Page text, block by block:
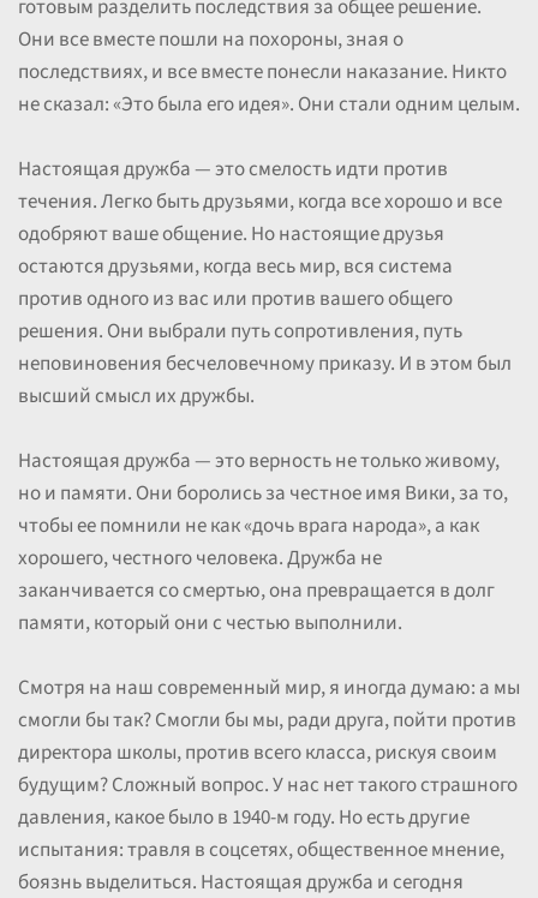
готовым разделить последствия за общее решение.
Они все вместе пошли на похороны, зная о
последствиях, и все вместе понесли наказание. Никто
не сказал: «Это была его идея». Они стали одним целым.
Настоящая дружба — это смелость идти против
течения. Легко быть друзьями, когда все хорошо и все
одобряют ваше общение. Но настоящие друзья
остаются друзьями, когда весь мир, вся система
против одного из вас или против вашего общего
решения. Они выбрали путь сопротивления, путь
неповиновения бесчеловечному приказу. И в этом был
высший смысл их дружбы.
Настоящая дружба — это верность не только живому,
но и памяти. Они боролись за честное имя Вики, за то,
чтобы ее помнили не как «дочь врага народа», а как
хорошего, честного человека. Дружба не
заканчивается со смертью, она превращается в долг
памяти, который они с честью выполнили.
Смотря на наш современный мир, я иногда думаю: а мы
смогли бы так? Смогли бы мы, ради друга, пойти против
директора школы, против всего класса, рискуя своим
будущим? Сложный вопрос. У нас нет такого страшного
давления, какое было в 1940-м году. Но есть другие
испытания: травля в соцсетях, общественное мнение,
боязнь выделиться. Настоящая дружба и сегодня